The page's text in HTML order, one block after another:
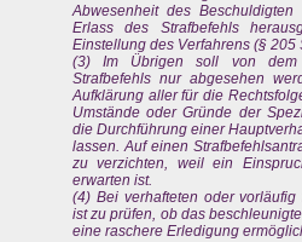
Abwesenheit des
Erlass des Strafbefehls
Einstellung des Verfahrens (§ 205
(3) Im Übrigen soll von dem
Strafbefehls nur abgesehen
Aufklärung aller für die
Umstände oder Gründe der
die Durchführung einer
lassen. Auf einen
zu verzichten, weil ein
erwarten ist.
(4) Bei verhafteten oder vorläufig
ist zu prüfen, ob das
eine raschere Erledigung